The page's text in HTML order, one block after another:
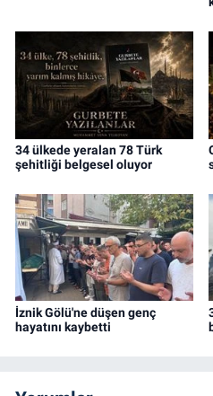
34 ülkede yeralan 78 Türk
şehitliği belgesel oluyor
İznik Gölü'ne düşen genç
hayatını kaybetti